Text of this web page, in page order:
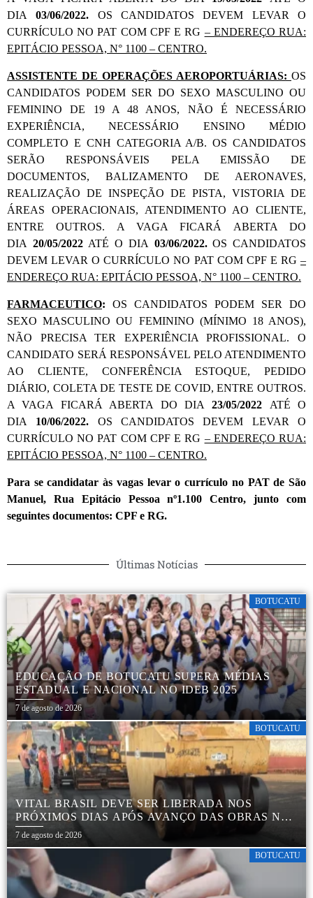
DIA03/06/2022. OS CANDIDATOS DEVEM LEVAR O
CURRÍCULO NO PAT COM CPF E RG – ENDEREÇO RUA:
EPITÁCIO PESSOA, N° 1100 – CENTRO.
ASSISTENTE DE OPERAÇÕES AEROPORTUÁRIAS: OS
CANDIDATOS PODEM SER DO SEXO MASCULINO OU
FEMININO DE 19 A 48 ANOS, NÃO É NECESSÁRIO
EXPERIÊNCIA, NECESSÁRIO ENSINO MÉDIO
COMPLETO E CNH CATEGORIA A/B. OS CANDIDATOS
SERÃO RESPONSÁVEIS PELA EMISSÃO DE
DOCUMENTOS, BALIZAMENTO DE AERONAVES,
REALIZAÇÃO DE INSPEÇÃO DE PISTA, VISTORIA DE
ÁREAS OPERACIONAIS, ATENDIMENTO AO CLIENTE,
ENTRE OUTROS. A VAGA FICARÁ ABERTA DO
DIA 20/05/2022ATÉ O DIA 03/06/2022.OS CANDIDATOS
DEVEM LEVAR O CURRÍCULO NO PAT COM CPF E RG –
ENDEREÇO RUA: EPITÁCIO PESSOA, N° 1100 – CENTRO.
FARMACEUTICO: OS CANDIDATOS PODEM SER DO
SEXO MASCULINO OU FEMININO (MÍNIMO 18 ANOS),
NÃO PRECISA TER EXPERIÊNCIA PROFISSIONAL. O
CANDIDATO SERÁ RESPONSÁVEL PELO ATENDIMENTO
AO CLIENTE, CONFERÊNCIA ESTOQUE, PEDIDO
DIÁRIO, COLETA DE TESTE DE COVID, ENTRE OUTROS.
A VAGA FICARÁ ABERTA DO DIA23/05/2022 ATÉ O
DIA 10/06/2022. OS CANDIDATOS DEVEM LEVAR O
CURRÍCULO NO PAT COM CPF E RG – ENDEREÇO RUA:
EPITÁCIO PESSOA, N° 1100 – CENTRO.
Para se candidatar às vagas levar o currículo no PAT de São
Manuel, Rua Epitácio Pessoa nº1.100 Centro, junto com
seguintes documentos: CPF e RG.
Últimas Notícias
BOTUCATU
EDUCAÇÃO DE BOTUCATU SUPERA MÉDIAS
ESTADUAL E NACIONAL NO IDEB 2025
7 de agosto de 2026
BOTUCATU
VITAL BRASIL DEVE SER LIBERADA NOS
PRÓXIMOS DIAS APÓS AVANÇO DAS OBRAS NA
REGIÃO DA RODOVIÁRIA
7 de agosto de 2026
BOTUCATU